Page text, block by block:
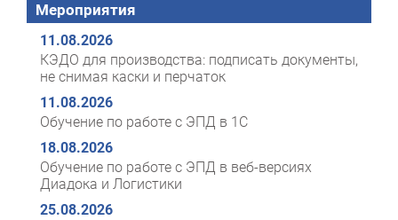
Мероприятия
11.08.2026
КЭДО для производства: подписать документы,
не снимая каски и перчаток
11.08.2026
Обучение по работе с ЭПД в 1С
18.08.2026
Обучение по работе с ЭПД в веб-версиях
Диадока и Логистики
25.08.2026